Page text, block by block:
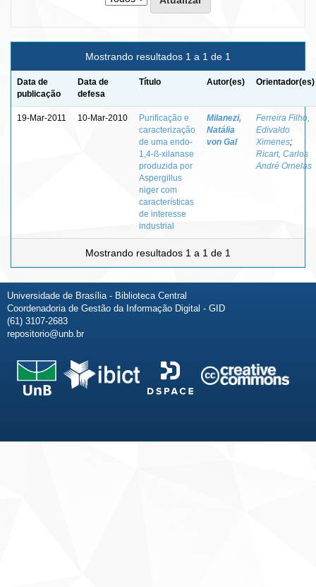
Mostrando resultados 1 a 1 de 1
Data de
publicação
Data de
defesa
Título Autor(es) Orientador(es)
19-Mar-2011 10-Mar-2010
Purificação e
caracterização
de uma endo-
1,4-ß-xilanase
produzida por
Aspergillus
niger com
características
de interesse
industrial
Milanezi,
Natália
von Gal
Ferreira Filho,
Edivaldo
Ximenes;
Ricart, Carlos
André Ornelas
Mostrando resultados 1 a 1 de 1
Universidade de Brasília - Biblioteca Central
Coordenadoria de Gestão da Informação Digital - GID
(61) 3107-2683
repositorio@unb.br